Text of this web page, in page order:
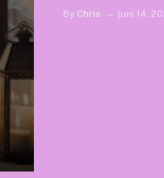
By Chris juni 14,